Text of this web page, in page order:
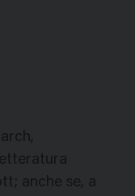
anche se, a